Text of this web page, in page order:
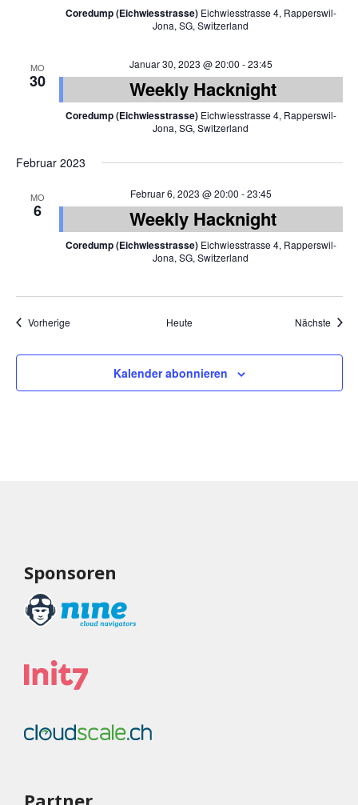
Coredump (Eichwiesstrasse) Eichwiesstrasse 4, Rapperswil-
Jona, SG, Switzerland
MO
30
Januar 30, 2023 @ 20:00 -23:45
Weekly Hacknight
Coredump (Eichwiesstrasse) Eichwiesstrasse 4, Rapperswil-
Jona, SG, Switzerland
Februar 2023
MO
6
Februar 6, 2023 @ 20:00 -23:45
Weekly Hacknight
Coredump (Eichwiesstrasse) Eichwiesstrasse 4, Rapperswil-
Jona, SG, Switzerland
VorherigeVeranstaltungen Heute Nächste
Kalender abonnieren
Sponsoren
Partner